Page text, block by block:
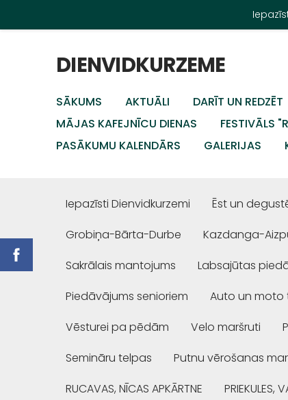
DIENVIDKURZEME
SĀKUMS AKTUĀLI DARĪT UN REDZĒT
MĀJAS KAFEJNĪCU DIENAS
FESTIVĀLS
PASĀKUMU KALENDĀRS
GALERIJAS
Iepazīsti Dienvidkurzemi Ēst un
Grobiņa-Bārta-Durbe
Kazdanga-
Sakrālais mantojums
Labsajūtas
Piedāvājums senioriem
Auto un moto
Vēsturei pa pēdām
Velo maršruti
Semināru telpas
Putnu vērošanas
RUCAVAS, NĪCAS APKĀRTNE
PRIEKULES,